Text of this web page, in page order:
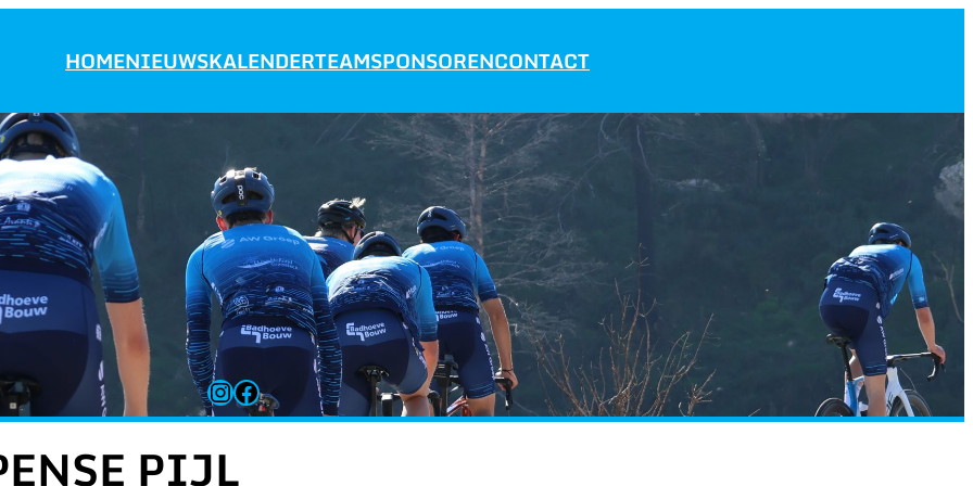
HOMENIEUWSKALENDERTEAMSPONSORENCONTACT
Instagram
Facebook
PIJL